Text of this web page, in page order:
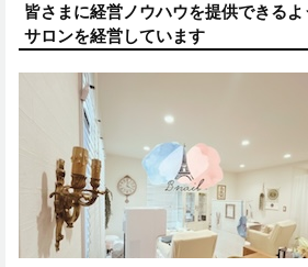
皆さまに経営ノウハウを提供できる
サロンを経営しています